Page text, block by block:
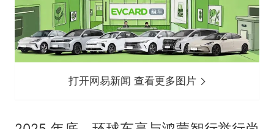
打开网易新闻 查看更多图片